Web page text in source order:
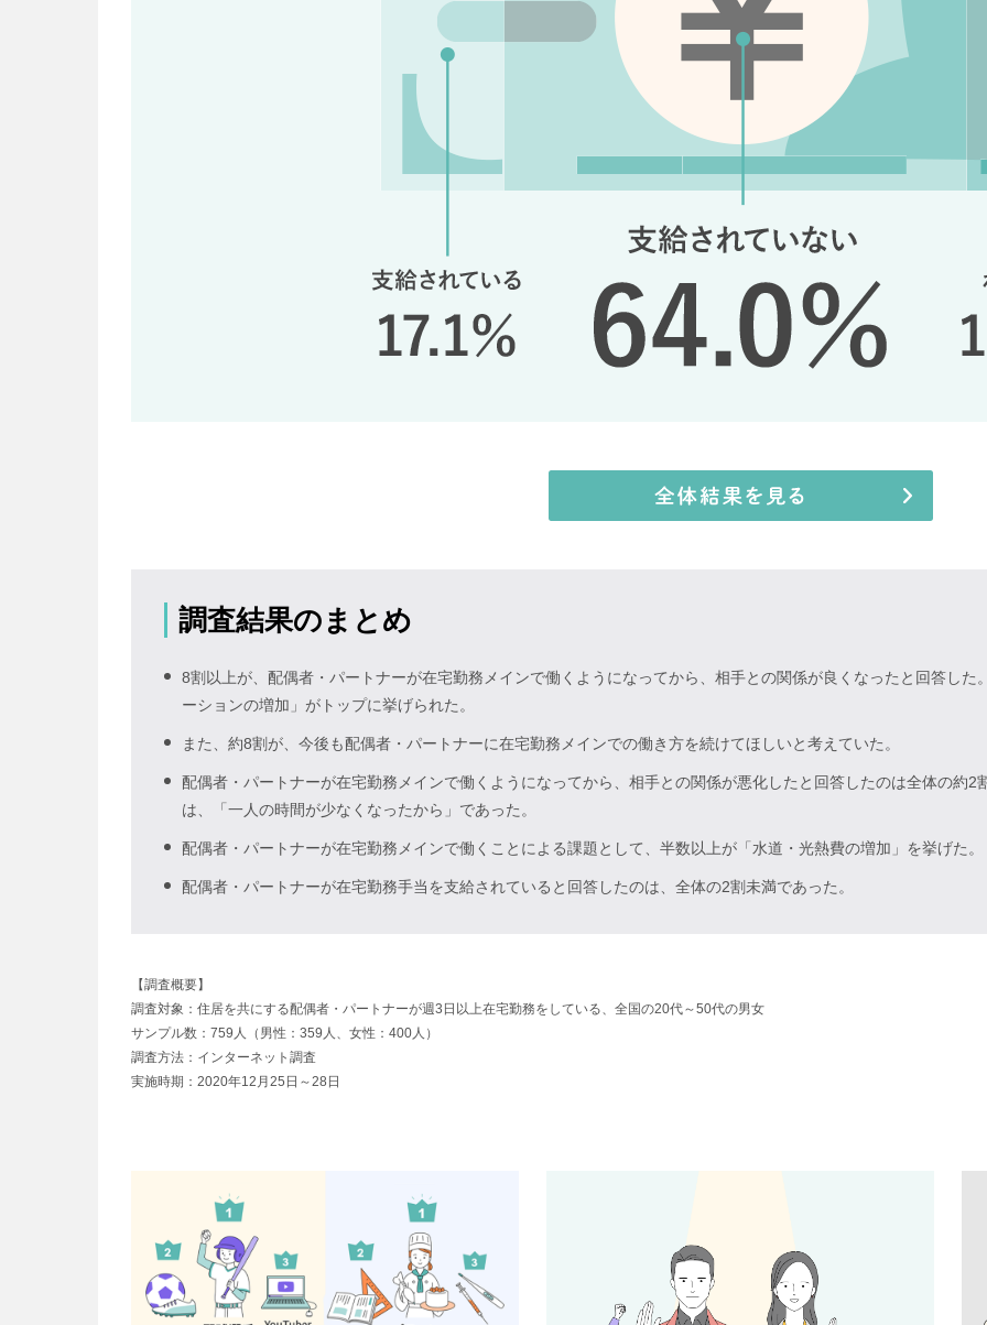
調査結果のまとめ
8割以上が、配偶者・パートナーが在宅勤務メインで働くようになってから、相手との関係が良くなったと回答し
ーションの増加」がトップに挙げられた。
また、約8割が、今後も配偶者・パートナーに在宅勤務メインでの働き方を続けてほしいと考えていた。
配偶者・パートナーが在宅勤務メインで働くようになってから、相手との関係が悪化したと回答したのは全体の約
は、「一人の時間が少なくなったから」であった。
配偶者・パートナーが在宅勤務メインで働くことによる課題として、半数以上が「水道・光熱費の増加」を挙げた。
配偶者・パートナーが在宅勤務手当を支給されていると回答したのは、全体の2割未満であった。
【調査概要】
調査対象：住居を共にする配偶者・パートナーが週3日以上在宅勤務をしている、全国の20代～50代の男女
サンプル数：759人（男性：359人、女性：400人）
調査方法：インターネット調査
実施時期：2020年12月25日～28日